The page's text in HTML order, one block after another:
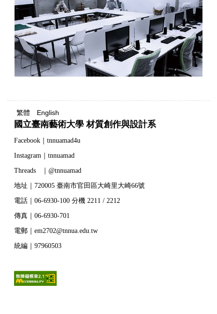
繁體 English
國立臺南藝術大學 材質創作與設計系
Facebook｜tnnuamad4u
Instagram｜tnnuamad
Threads ｜@tnnuamad
地址｜720005 臺南市官田區大崎里大崎66號
電話｜06-6930-100 分機 2211 / 2212
傳真｜06-6930-701
電郵｜em2702@tnnua.edu.tw
統編｜97960503